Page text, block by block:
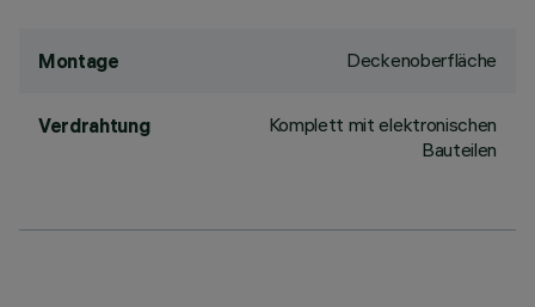
Montage Deckenoberfläche
Verdrahtung
Komplett mit elektronischen
Bauteilen